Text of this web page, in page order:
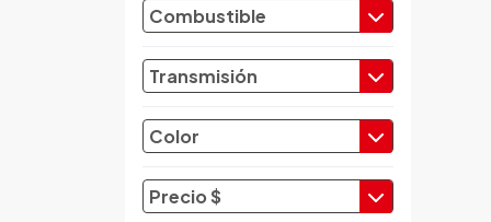
Brilliance
Byd
Chana
Changfeng
Combustible
Transmisión
Color
Precio $